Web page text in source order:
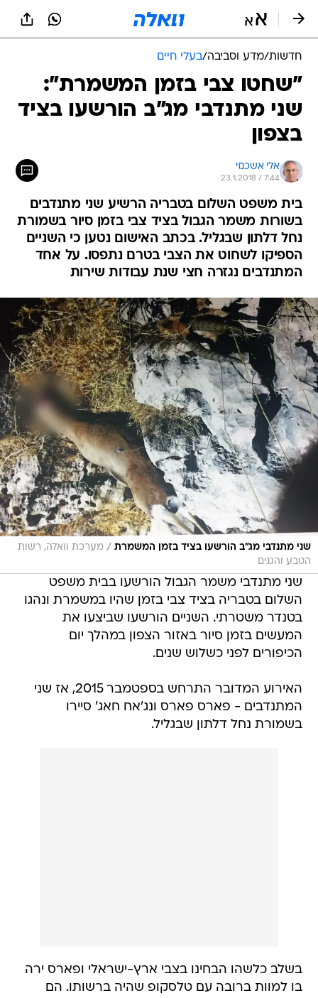
חדשות/מדע וסביבה/בעלי חיים
"שחטו צבי בזמן המשמרת":
שני מתנדבי מג"ב הורשעו בציד
בצפון
אלי אשכנזי
23.1.2018 / 7:44
בית משפט השלום בטבריה הרשיע שני מתנדבים
בשורות משמר הגבול בציד צבי בזמן סיור בשמורת
נחל דלתון שבגליל. בכתב האישום נטען כי השניים
הספיקו לשחוט את הצבי בטרם נתפסו. על אחד
המתנדבים נגזרה חצי שנת עבודות שירות
שני מתנדבי מג"ב הורשעו בציד בזמן המשמרת / מערכת וואלה, רשות
הטבע והגנים
שני מתנדבי משמר הגבול הורשעו בבית משפט
השלום בטבריה בציד צבי בזמן שהיו במשמרת ונהגו
בטנדר משטרתי. השניים הורשעו שביצעו את
המעשים בזמן סיור באזור הצפון במהלך יום
הכיפורים לפני כשלוש שנים.
האירוע המדובר התרחש בספטמבר 2015, אז שני
המתנדבים - פארס פארס ונג'אח חאג' סיירו
בשמורת נחל דלתון שבגליל.
בשלב כלשהו הבחינו בצבי ארץ-ישראלי ופארס ירה
בו למוות ברובה עם טלסקופ שהיה ברשותו. הם